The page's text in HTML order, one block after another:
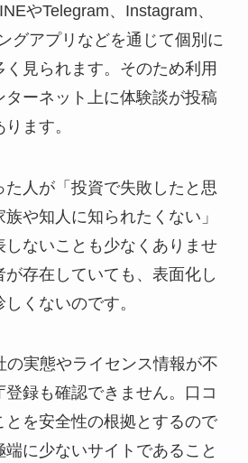
やTelegram、Instagram、
グアプリなどを通じて個別に
見られます。そのため利用
ーネット上に体験談が投稿
ます。
た人が「投資で失敗したと思
や知人に知られたくない」
しないことも少なくありませ
存在していても、表面化し
くないのです。
の実態やライセンス情報が不
録も確認できません。口コ
とを安全性の根拠とするので
に少ないサイトであること